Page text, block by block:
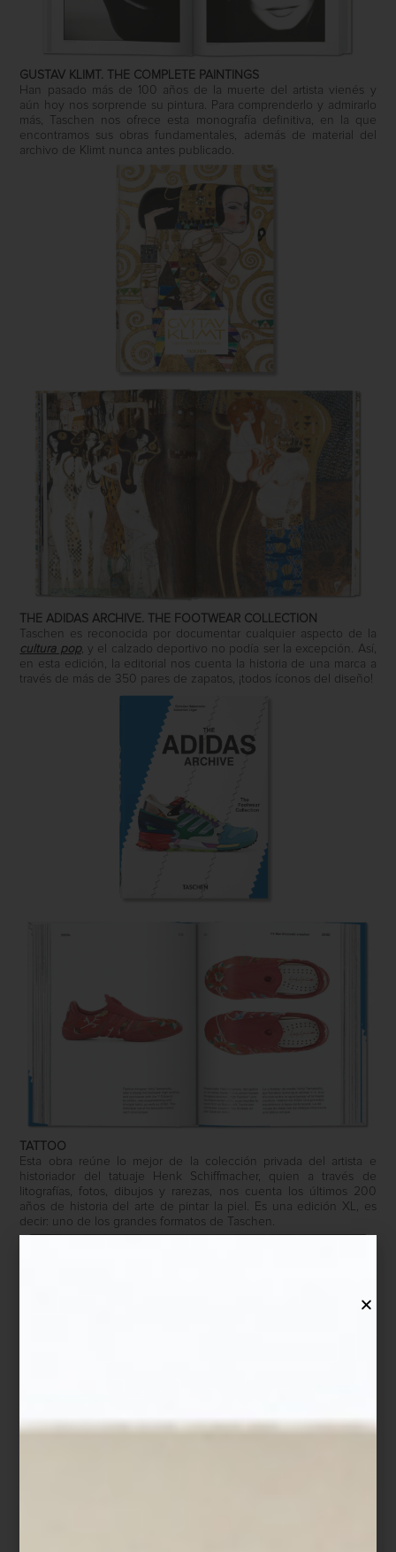
GUSTAV KLIMT. THE COMPLETE PAINTINGS
Han pasado más de 100 años de la muerte del artista vienés y
aún hoy nos sorprende su pintura. Para comprenderlo y admirarlo
más, Taschen nos ofrece esta monografía definitiva, en la que
encontramos sus obras fundamentales, además de material del
archivo de Klimt nunca antes publicado.
THE ADIDAS ARCHIVE. THE FOOTWEAR COLLECTION
Taschen es reconocida por documentar cualquier aspecto de la
cultura pop, y el calzado deportivo no podía ser la excepción. Así,
en esta edición, la editorial nos cuenta la historia de una marca a
través de más de 350 pares de zapatos, ¡todos íconos del diseño!
TATTOO
Esta obra reúne lo mejor de la colección privada del artista e
historiador del tatuaje Henk Schiffmacher, quien a través de
litografías, fotos, dibujos y rarezas, nos cuenta los últimos 200
años de historia del arte de pintar la piel. Es una edición XL, es
decir: uno de los grandes formatos de Taschen.